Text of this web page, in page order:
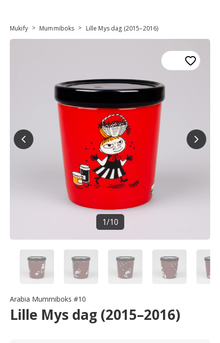
Mukify > Mummiboks > Lille Mys dag (2015–2016)
1/10
Arabia Mummiboks #10
Lille Mys dag (2015–2016)